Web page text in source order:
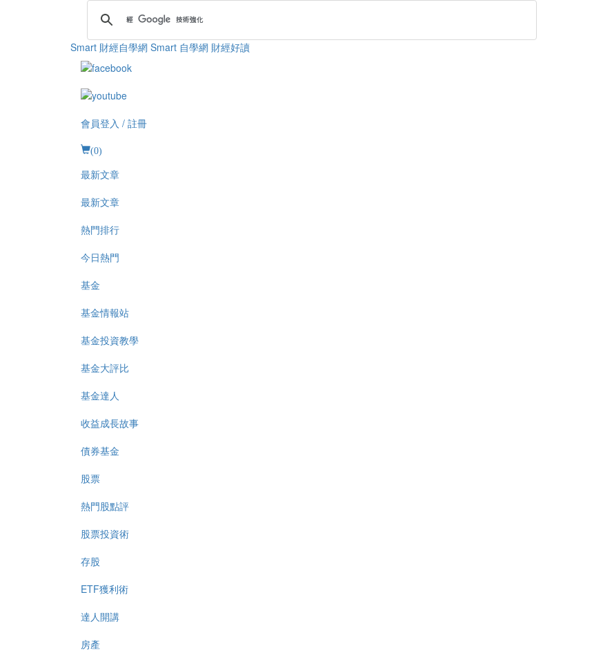
Smart 財經自學網 Smart 自學網 財經好讀
會員登入 / 註冊
(0)
最新文章
最新文章
熱門排行
今日熱門
基金
基金情報站
基金投資教學
基金大評比
基金達人
收益成長故事
債券基金
股票
熱門股點評
股票投資術
存股
ETF獲利術
達人開講
房產